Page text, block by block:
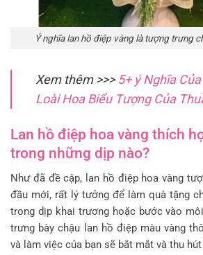
Ý nghĩa lan hồ điệp vàng là tượng trưng
Xem thêm >>>5+ ý Nghĩa
Loài Hoa Biểu Tượng Của
Lan hồ điệp hoa vàng thích
trong những dịp nào?
Như đã đề cập, lan hồ điệp hoa vàng
đầu mới, rất lý tưởng để làm quà tặng
trong dịp khai trương hoặc bước vào
trưng bày chậu lan hồ điệp màu vàng
và làm việc của bạn sẽ bắt mắt và thu